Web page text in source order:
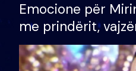
Emocione për
me prindërit,
bashkëshorten:
divorci apo jo?